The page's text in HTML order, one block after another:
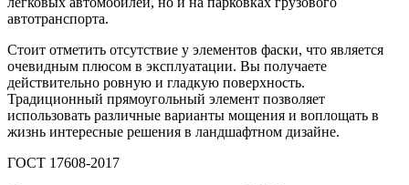
автотранспорта.
Стоит отметить отсутствие у элементов фаски, что является
очевидным плюсом в эксплуатации. Вы получаете
действительно ровную и гладкую поверхность.
Традиционный прямоугольный элемент позволяет
использовать различные варианты мощения и воплощать в
жизнь интересные решения в ландшафтном дизайне.
ГОСТ 17608-2017